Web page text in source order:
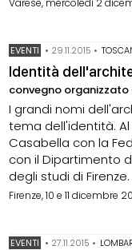
Varese, mercoledì 2
EVENTI • 29.11.2015 •
Identità
convegno
I grandi nomi
tema dell'identità.
Casabella con la
con il Dipartimento
degli studi di Firenze.
Firenze, 10 e 11 dicembre
EVENTI • 27.11.2015 •